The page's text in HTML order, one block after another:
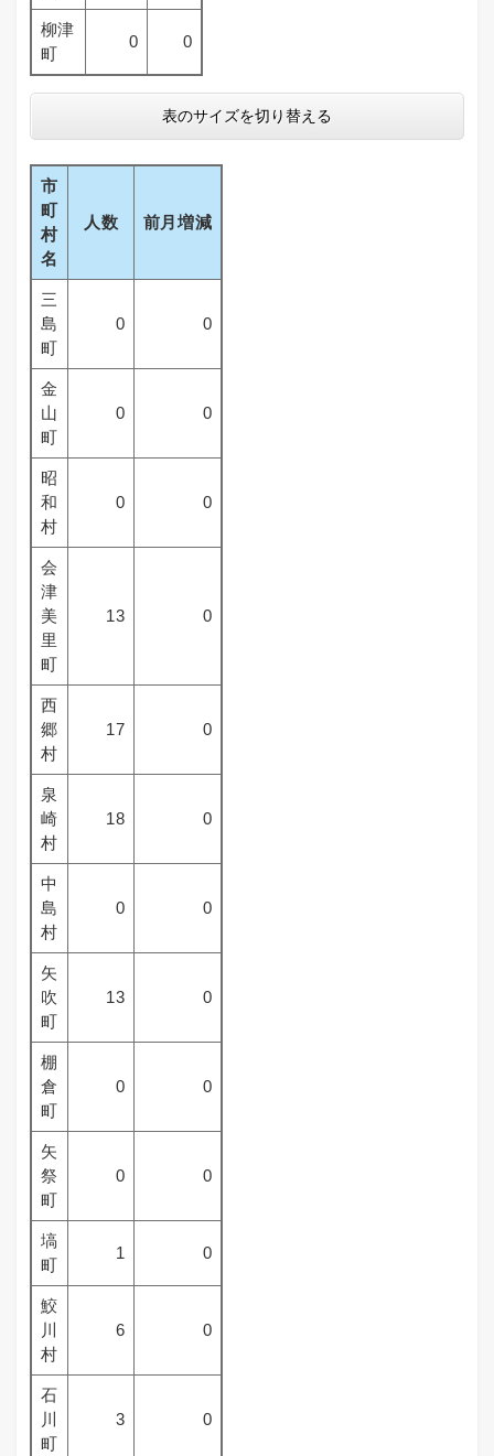
柳津
町
0 0
表のサイズを切り替える
市
町
村
名
人数 前月増減
三
島
町
0 0
金
山
町
0 0
昭
和
村
0 0
会
津
美
里
町
13 0
西
郷
村
17 0
泉
崎
村
18 0
中
島
村
0 0
矢
吹
町
13 0
棚
倉
町
0 0
矢
祭
町
0 0
塙
町
1 0
鮫
川
村
6 0
石
川
町
3 0